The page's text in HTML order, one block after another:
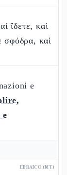
ἴδετε, καὶ
σφόδρα, καὶ
e
e
EBRAICO (MT)